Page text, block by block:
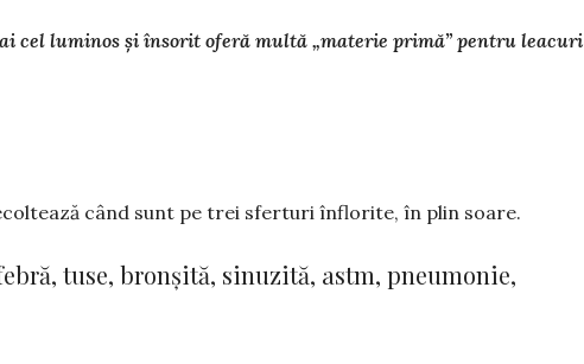
cel luminos și însorit oferă multă „materie primă” pentru leacuri
când sunt pe trei sfer­turi înflorite, în plin soare.
tuse, bronșită, sinuzită, astm, pneumonie,